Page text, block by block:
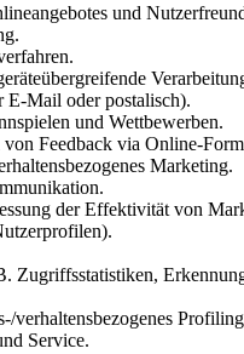
und
Mail oder postalisch).
und Wettbewerben.
Feedback via Online-
Marketing.
der Effektivität von
Zugriffsstatistiken,
verhaltensbezogenes
Service.